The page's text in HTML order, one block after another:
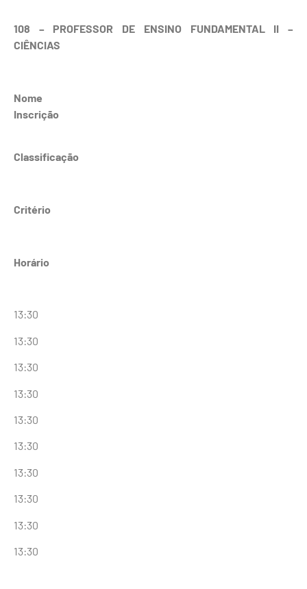
108 – PROFESSOR DE ENSINO FUNDAMENTAL II –
CIÊNCIAS
Nome
Inscrição
Classificação
Critério
Horário
13:30
13:30
13:30
13:30
13:30
13:30
13:30
13:30
13:30
13:30